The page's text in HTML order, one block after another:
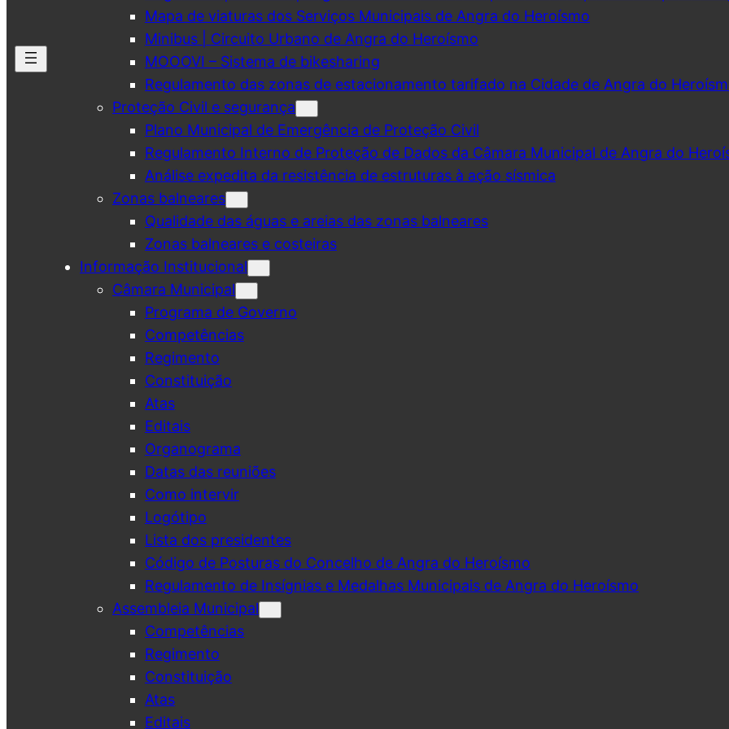
Mapa de viaturas dos Serviços Municipais de Angra do Heroísmo
Minibus | Circuito Urbano de Angra do Heroísmo
MOOOVI – Sistema de bikesharing
Regulamento das zonas de estacionamento tarifado na Cidade de Angra do
Proteção Civil e segurança
Plano Municipal de Emergência de Proteção Civil
Regulamento Interno de Proteção de Dados da Câmara Municipal de Angra do
Análise expedita da resistência de estruturas à ação sísmica
Zonas balneares
Qualidade das águas e areias das zonas balneares
Zonas balneares e costeiras
Informação Institucional
Câmara Municipal
Programa de Governo
Competências
Regimento
Constituição
Atas
Editais
Organograma
Datas das reuniões
Como intervir
Logótipo
Lista dos presidentes
Código de Posturas do Concelho de Angra do Heroísmo
Regulamento de Insígnias e Medalhas Municipais de Angra do Heroísmo
Assembleia Municipal
Competências
Regimento
Constituição
Atas
Editais